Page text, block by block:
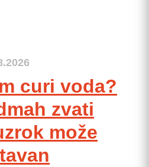
curi voda?
zvati
može